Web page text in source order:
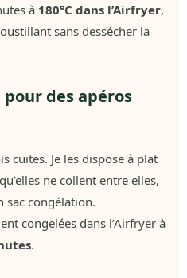
à 180°C dans l’Airfryer,
sans dessécher la
des apéros
cuites. Je les dispose à plat
ne collent entre elles,
sac congélation.
congelées dans l’Airfryer à
.